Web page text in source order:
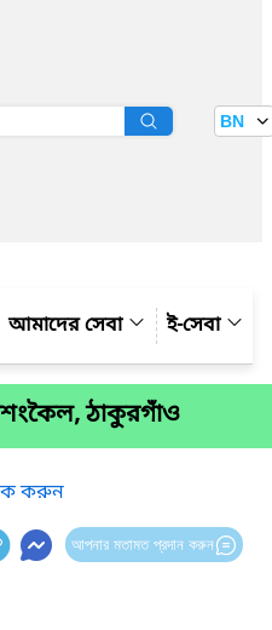
বাতায়ন BN
আমাদের সেবা ই-সেবা
ঠাকুরগাঁও
করুন
আপনার মতামত প্রদান করুন